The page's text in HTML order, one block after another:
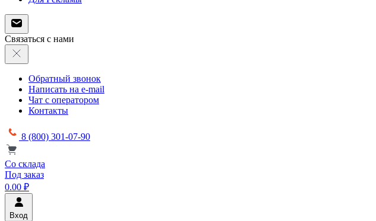
Связаться с нами
Обратный звонок
Написать на e-mail
Чат с оператором
Контакты
8 (800) 301-07-90
Со склада
Под заказ
0.00 ₽
Вход